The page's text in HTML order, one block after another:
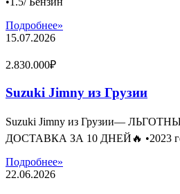
Подробнее»
15.07.2026
2.830.000₽
Suzuki Jimny из Грузии
Suzuki Jimny из Грузии—
ДОСТАВКА ЗА 10 ДНЕЙ🔥 •2023
Подробнее»
22.06.2026